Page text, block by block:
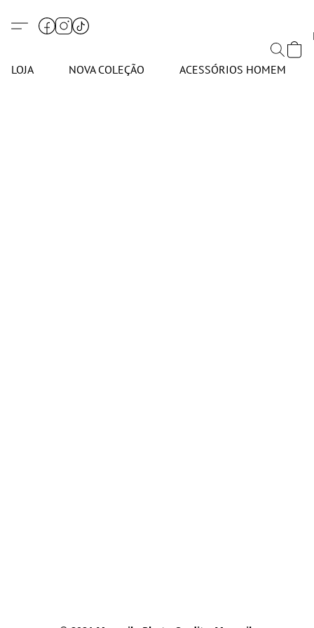
LOJA NOVA COLEÇÃO ACESSÓRIOS HOMEM